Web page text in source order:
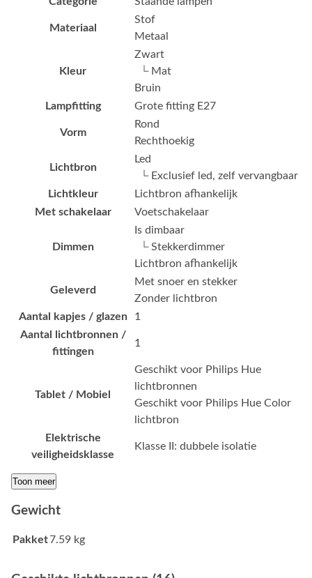
Materiaal
Stof
Metaal
Kleur
Zwart
└ Mat
Bruin
Lampfitting
Grote fitting E27
Vorm
Rond
Rechthoekig
Lichtbron
Led
└ Exclusief led, zelf vervangbaar
Lichtkleur
Lichtbron afhankelijk
Met schakelaar
Voetschakelaar
Dimmen
Is dimbaar
└ Stekkerdimmer
Lichtbron afhankelijk
Geleverd
Met snoer en stekker
Zonder lichtbron
Aantal kapjes / glazen
1
Aantal lichtbronnen /
fittingen
1
Tablet / Mobiel
Geschikt voor Philips Hue
lichtbronnen
Geschikt voor Philips Hue Color
lichtbron
Elektrische
veiligheidsklasse
Klasse II: dubbele isolatie
Toon meer
Gewicht
Pakket7.59 kg